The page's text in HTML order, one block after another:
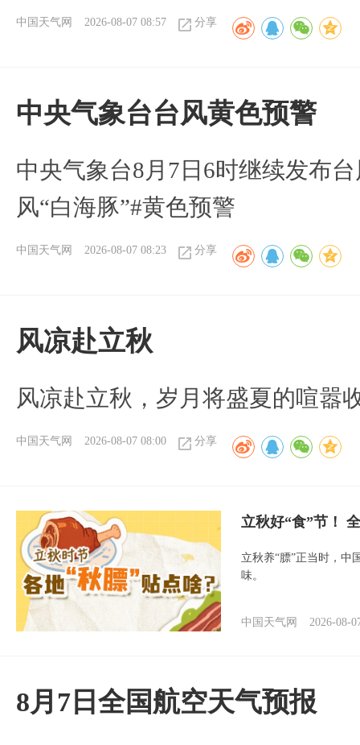
中国天气网 2026-08-07 08:57 分享
​中央气象台台风黄色预警
中央气象台8月7日6时继续发布
风“白海豚”#黄色预警
中国天气网 2026-08-07 08:23 分享
风凉赴立秋
风凉赴立秋，岁月将盛夏的喧嚣
中国天气网 2026-08-07 08:00 分享
立秋好“食”节！
立秋养“膘”正当时，中
味。
中国天气网 2026-08-
8月7日全国航空天气预报